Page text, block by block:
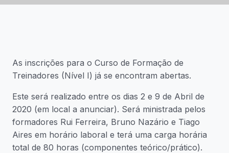
As inscrições para o Curso de Formação de
Treinadores (Nível I) já se encontram abertas.
Este será realizado entre os dias 2 e 9 de Abril de
2020 (em local a anunciar). Será ministrada pelos
formadores Rui Ferreira, Bruno Nazário e Tiago
Aires em horário laboral e terá uma carga horária
total de 80 horas (componentes teórico/prático).